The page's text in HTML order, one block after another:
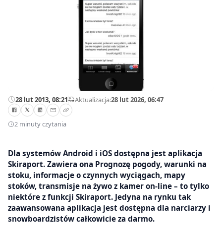
28 lut 2013, 08:21—Aktualizacja:28 lut 2026, 06:47
2 minuty czytania
Dla systemów Android i iOS dostępna jest aplikacja
Skiraport. Zawiera ona Prognozę pogody, warunki na
stoku, informacje o czynnych wyciągach, mapy
stoków, transmisje na żywo z kamer on-line – to tylko
niektóre z funkcji Skiraport. Jedyna na rynku tak
zaawansowana aplikacja jest dostępna dla narciarzy i
snowboardzistów całkowicie za darmo.